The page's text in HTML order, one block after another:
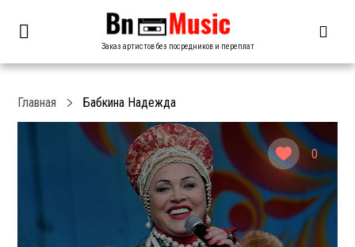
Заказ артистов без посредников и переплат
0
Главная Бабкина Надежда